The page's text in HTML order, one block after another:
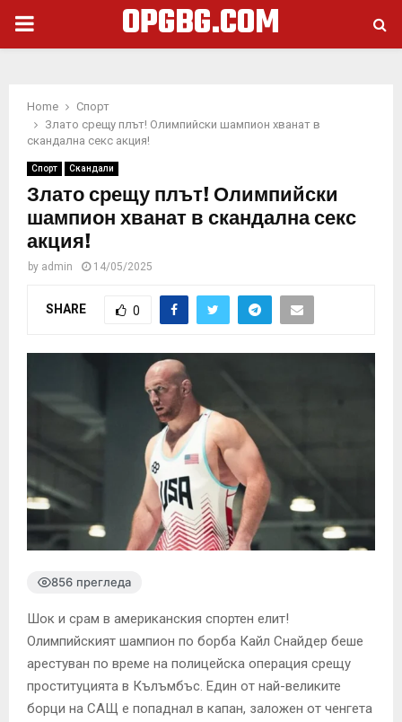
PRIMARY
OPGBG.COM
Home
Спорт
Злато срещу плът! Олимпийски шампион хванат в
скандална секс акция!
Спорт Скандали
Злато срещу плът! Олимпийски
шампион хванат в скандална секс
акция!
by admin 14/05/2025
SHARE 0
856 прегледа
Шок и срам в американския спортен елит!
Олимпийският шампион по борба Кайл Снайдер беше
арестуван по време на полицейска операция срещу
проституцията в Кълъмбъс. Един от най-великите
борци на САЩ е попаднал в капан, заложен от ченгета